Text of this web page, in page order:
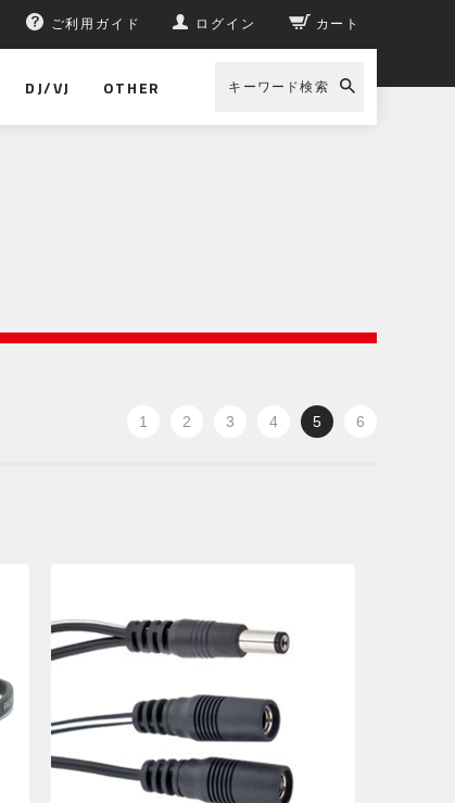
ご利用ガイド ログイン カート
DJ/VJ OTHER キーワード検索
1 2 3 4 5 6